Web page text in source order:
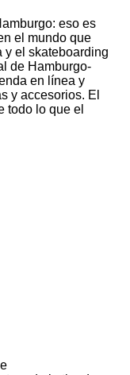
eso es
el mundo que
y el skateboarding
de Hamburgo-
en línea y
y accesorios. El
todo lo que el